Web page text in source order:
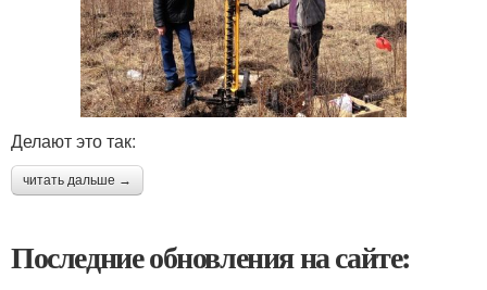
Делают это так:
читать дальше →
Последние обновления на сайте: